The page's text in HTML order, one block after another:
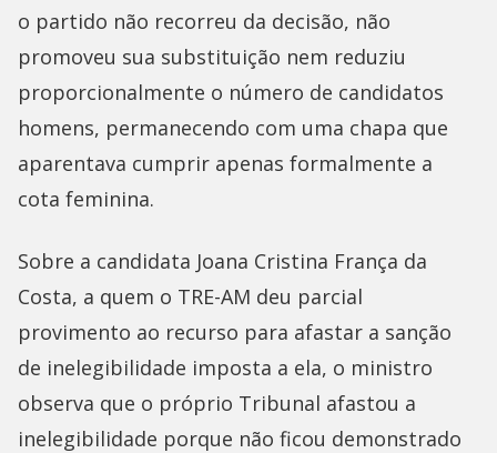
o partido não recorreu da decisão, não
promoveu sua substituição nem reduziu
proporcionalmente o número de candidatos
homens, permanecendo com uma chapa que
aparentava cumprir apenas formalmente a
cota feminina.
Sobre a candidata Joana Cristina França da
Costa, a quem o TRE-AM deu parcial
provimento ao recurso para afastar a sanção
de inelegibilidade imposta a ela, o ministro
observa que o próprio Tribunal afastou a
inelegibilidade porque não ficou demonstrado